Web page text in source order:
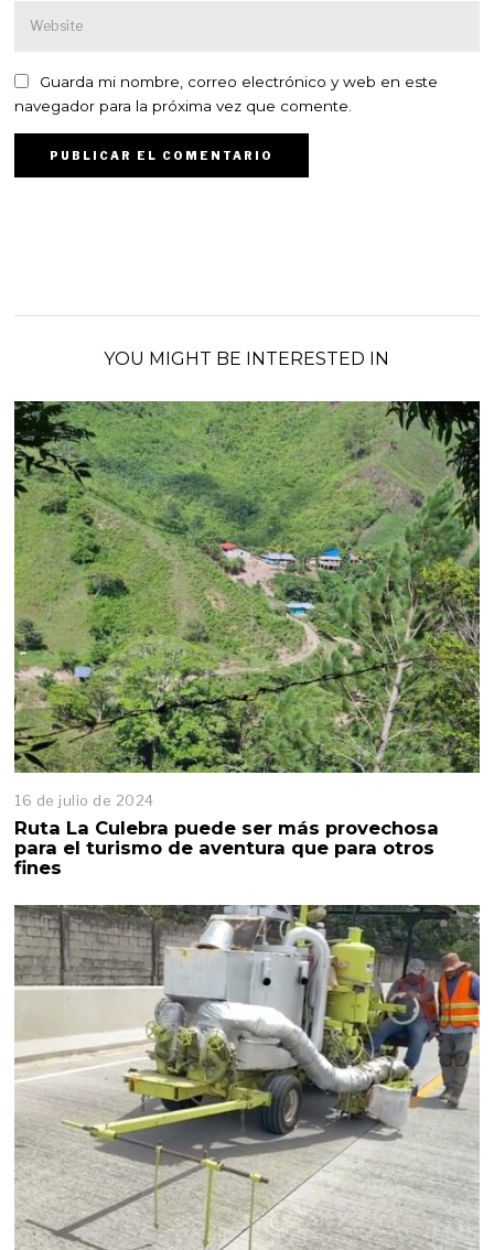
Guarda mi nombre, correo electrónico y web en este
navegador para la próxima vez que comente.
YOU MIGHT BE INTERESTED IN
16 de julio de 2024
Ruta La Culebra puede ser más provechosa
para el turismo de aventura que para otros
fines